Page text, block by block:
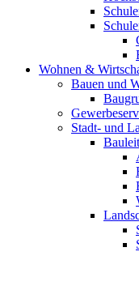
Wohnen &
Bauen und
Stadt- und